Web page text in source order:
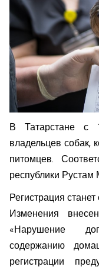
В Татарстане с
владельцев собак,
питомцев.
республики Рустам
Регистрация
Изменения
«Нарушение
содержанию
регистрации